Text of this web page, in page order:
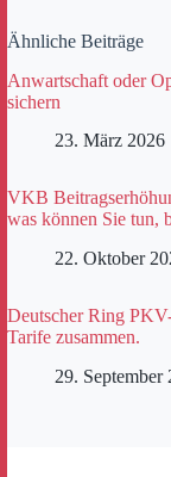
Ähnliche Beiträge
Anwartschaft oder
sichern
23. März 2026
VKB
was können Sie tun,
22. Oktober
Deutscher Ring
Tarife zusammen.
29. September